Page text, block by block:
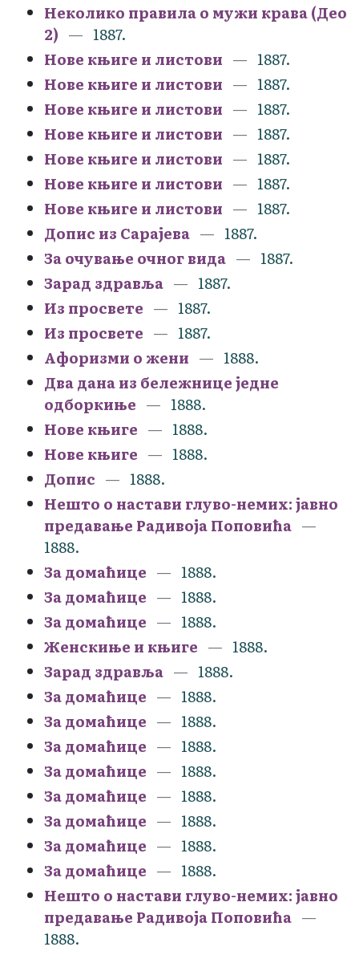
Неколико правила о мужи крава (Део
2)
1887.
Нове књиге и листови
1887.
Нове књиге и листови
1887.
Нове књиге и листови
1887.
Нове књиге и листови
1887.
Нове књиге и листови
1887.
Нове књиге и листови
1887.
Нове књиге и листови
1887.
Допис из Сарајева
1887.
За очување очног вида
1887.
Зарад здравља
1887.
Из просвете
1887.
Из просвете
1887.
Афоризми о жени
1888.
Два дана из бележнице једне
одборкиње
1888.
Нове књиге
1888.
Нове књиге
1888.
Допис
1888.
Нешто о настави глуво-немих: јавно
предавање Радивоја Поповића
1888.
За домаћице
1888.
За домаћице
1888.
За домаћице
1888.
Женскиње и књиге
1888.
Зарад здравља
1888.
За домаћице
1888.
За домаћице
1888.
За домаћице
1888.
За домаћице
1888.
За домаћице
1888.
За домаћице
1888.
За домаћице
1888.
За домаћице
1888.
Нешто о настави глуво-немих: јавно
предавање Радивоја Поповића
1888.